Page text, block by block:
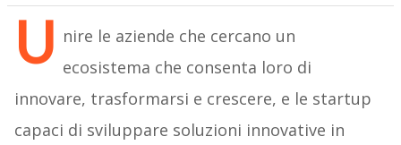
U nire le aziende che cercano un
ecosistema che consenta loro di
innovare, trasformarsi e crescere, e le startup
capaci di sviluppare soluzioni innovative in